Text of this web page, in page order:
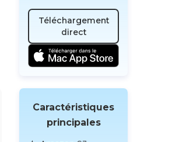
Téléchargement
direct
Caractéristiques
principales